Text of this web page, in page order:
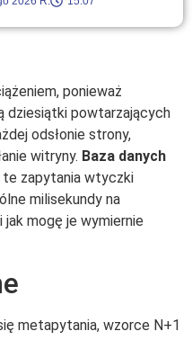
ponieważ
dziesiątki powtarzających
odsłonie strony,
witryny. Baza danych
te zapytania wtyczki
milisekundy na
jak mogę je wymiernie
metapytania, wzorce N+1